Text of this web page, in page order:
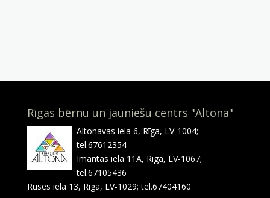
Rīgas bērnu un jauniešu centrs "Altona"
Altonavas iela 6, Rīga, LV-1004;
tel.67612354
Imantas iela 11A, Rīga, LV-1067;
tel.67105436
Ruses iela 13, Rīga, LV-1029; tel.67404160